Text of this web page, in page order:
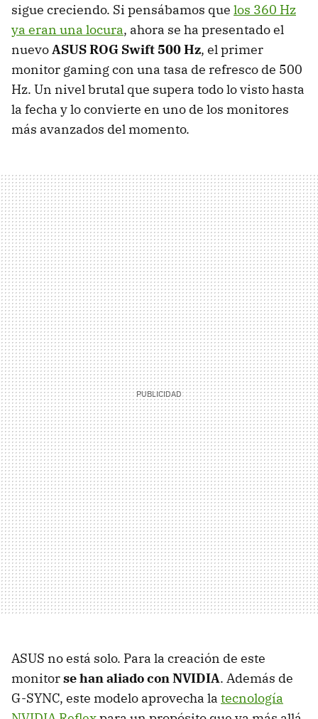
sigue creciendo. Si pensábamos que los 360 Hz
ya eran una locura, ahora se ha presentado el
nuevoASUS ROG Swift 500 Hz, el primer
monitor gaming con una tasa de refresco de 500
Hz. Un nivel brutal que supera todo lo visto hasta
la fecha y lo convierte en uno de los monitores
más avanzados del momento.
ASUS no está solo. Para la creación de este
monitorse han aliado con NVIDIA. Además de
G-SYNC, este modelo aprovecha la tecnología